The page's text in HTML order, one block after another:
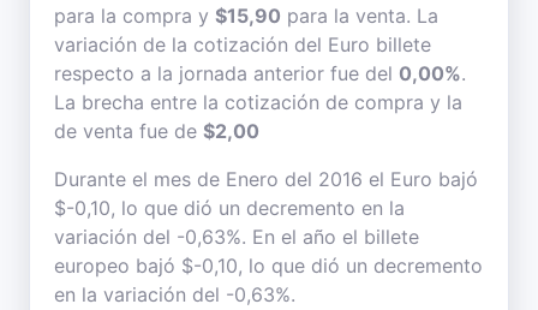
para la compra y $15,90 para la venta. La
variación de la cotización del Euro billete
respecto a la jornada anterior fue del 0,00%.
La brecha entre la cotización de compra y la
de venta fue de $2,00
Durante el mes de Enero del 2016 el Euro bajó
$-0,10, lo que dió un decremento en la
variación del -0,63%. En el año el billete
europeo bajó $-0,10, lo que dió un decremento
en la variación del -0,63%.